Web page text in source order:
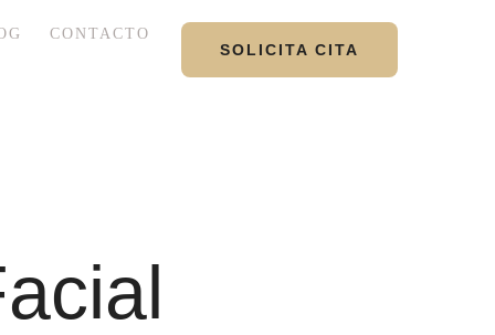
CONTACTO
SOLICITA CITA